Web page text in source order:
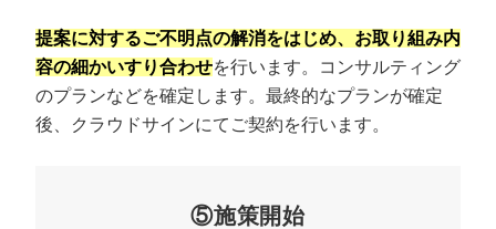
提案に対するご不明点の解消をはじめ、お取り組み内
容の細かいすり合わせを行います。コンサルティング
のプランなどを確定します。最終的なプランが確定
後、クラウドサインにてご契約を行います。
⑤施策開始